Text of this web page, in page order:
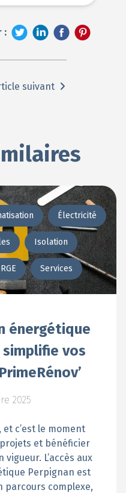
:
suivant
Électricité
Isolation
RGE Services
énergétique
simplifie vos
2025
et c’est le moment
et bénéficier
L’accès aux
Perpignan est
parcours complexe,